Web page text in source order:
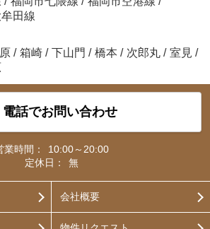
田線
/ 箱崎 / 下山門 / 橋本 / 次郎丸 / 室見 /
電話でお問い合わせ
業時間：
10:00～20:00
定休日：
無
会社概要